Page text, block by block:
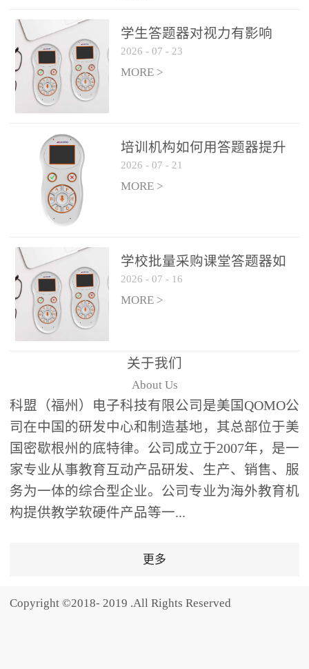
几步：打开软件、选择互
动模式、发起互动任务，
整个过程不超过 30 秒，完
美融入正常教学流程，避
免打断课堂连贯性。无论
点讲解互动，还是课后即
时反馈，QVote 都能灵活
适配不同教学环节需求，
让教师专注于教学内容本
身，而非技术操作。多元
热情QVote 提供了丰富的
互动功能矩阵，满足不同
学科、不同教学目标的互
动需求：即时答题：支持
单选题、多选题、判断题
等基础题型，学生通过答
题器快速响应，系统实时
统计答题数据并生成可视
化图表，让教师瞬间掌握
学生知识掌握情况。主观
反馈：包含简答题、观点
阐述等开放式互动，鼓励
学生自由表达思考过程，
培养批判性思维与表达能
功能增加课堂趣味性，同
学生答题器对视力有影响
吗？
2026 - 07 - 23
MORE >
培训机构如何用答题器提升
学生专注度
2026 - 07 - 21
MORE >
学校批量采购课堂答题器如
何选厂家
2026 - 07 - 16
MORE >
关于我们
About Us
科盟（福州）电子科技有限公司是美国QOMO公
司在中国的研发中心和制造基地，其总部位于美
国密歇根州的底特律。公司成立于2007年，是一
家专业从事教育互动产品研发、生产、销售、服
务为一体的综合型企业。公司专业为海外教育机
构提供教学软硬件产品等一...
更多
Copyright ©2018- 2019 .All Rights Reserved